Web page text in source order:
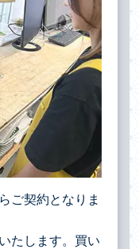
ご契約となりま
たします。買い